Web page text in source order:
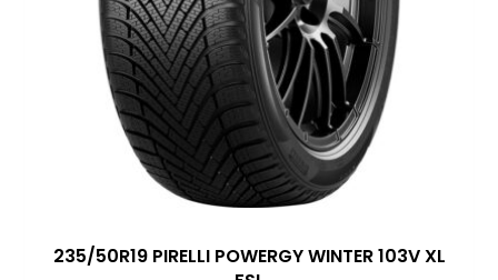
235/50R19 PIRELLI POWERGY WINTER 103V XL